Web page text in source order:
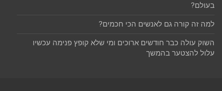
בעולם?
למה זה קורה גם לאנשים הכי חכמים?
השוק עולה כבר חודשים ארוכים ומי שלא קופץ פנימה עכשיו
עלול להצטער בהמשך